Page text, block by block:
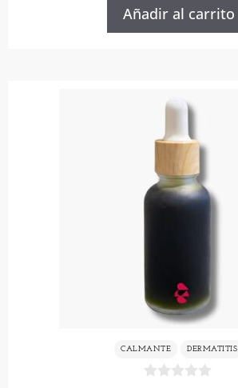
Añadir al carrito
CALMANTE DERMATITIS